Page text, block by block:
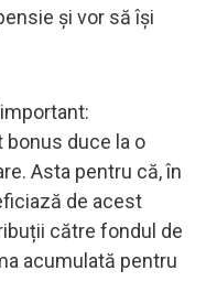
și vor să își
bonus duce la o
Asta pentru că, în
de acest
către fondul de
acumulată pentru